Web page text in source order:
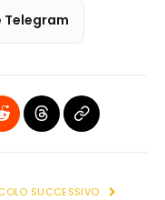
Telegram
RedditThreadsCopia
SUCCESSIVO